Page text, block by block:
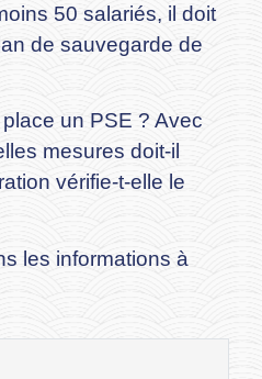
50 salariés, il doit
de sauvegarde de
un PSE ? Avec
mesures doit-il
vérifie-t-elle le
les informations à